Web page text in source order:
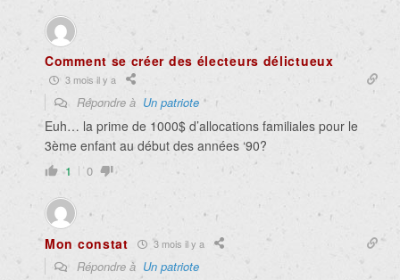
Comment se créer des électeurs délictueux
3 mois il y a
Répondre à Un patriote
Euh… la prime de 1000$ d’allocations familiales pour le
3ème enfant au début des années ‘90?
1 0
Mon constat 3 mois il y a
Répondre à Un patriote